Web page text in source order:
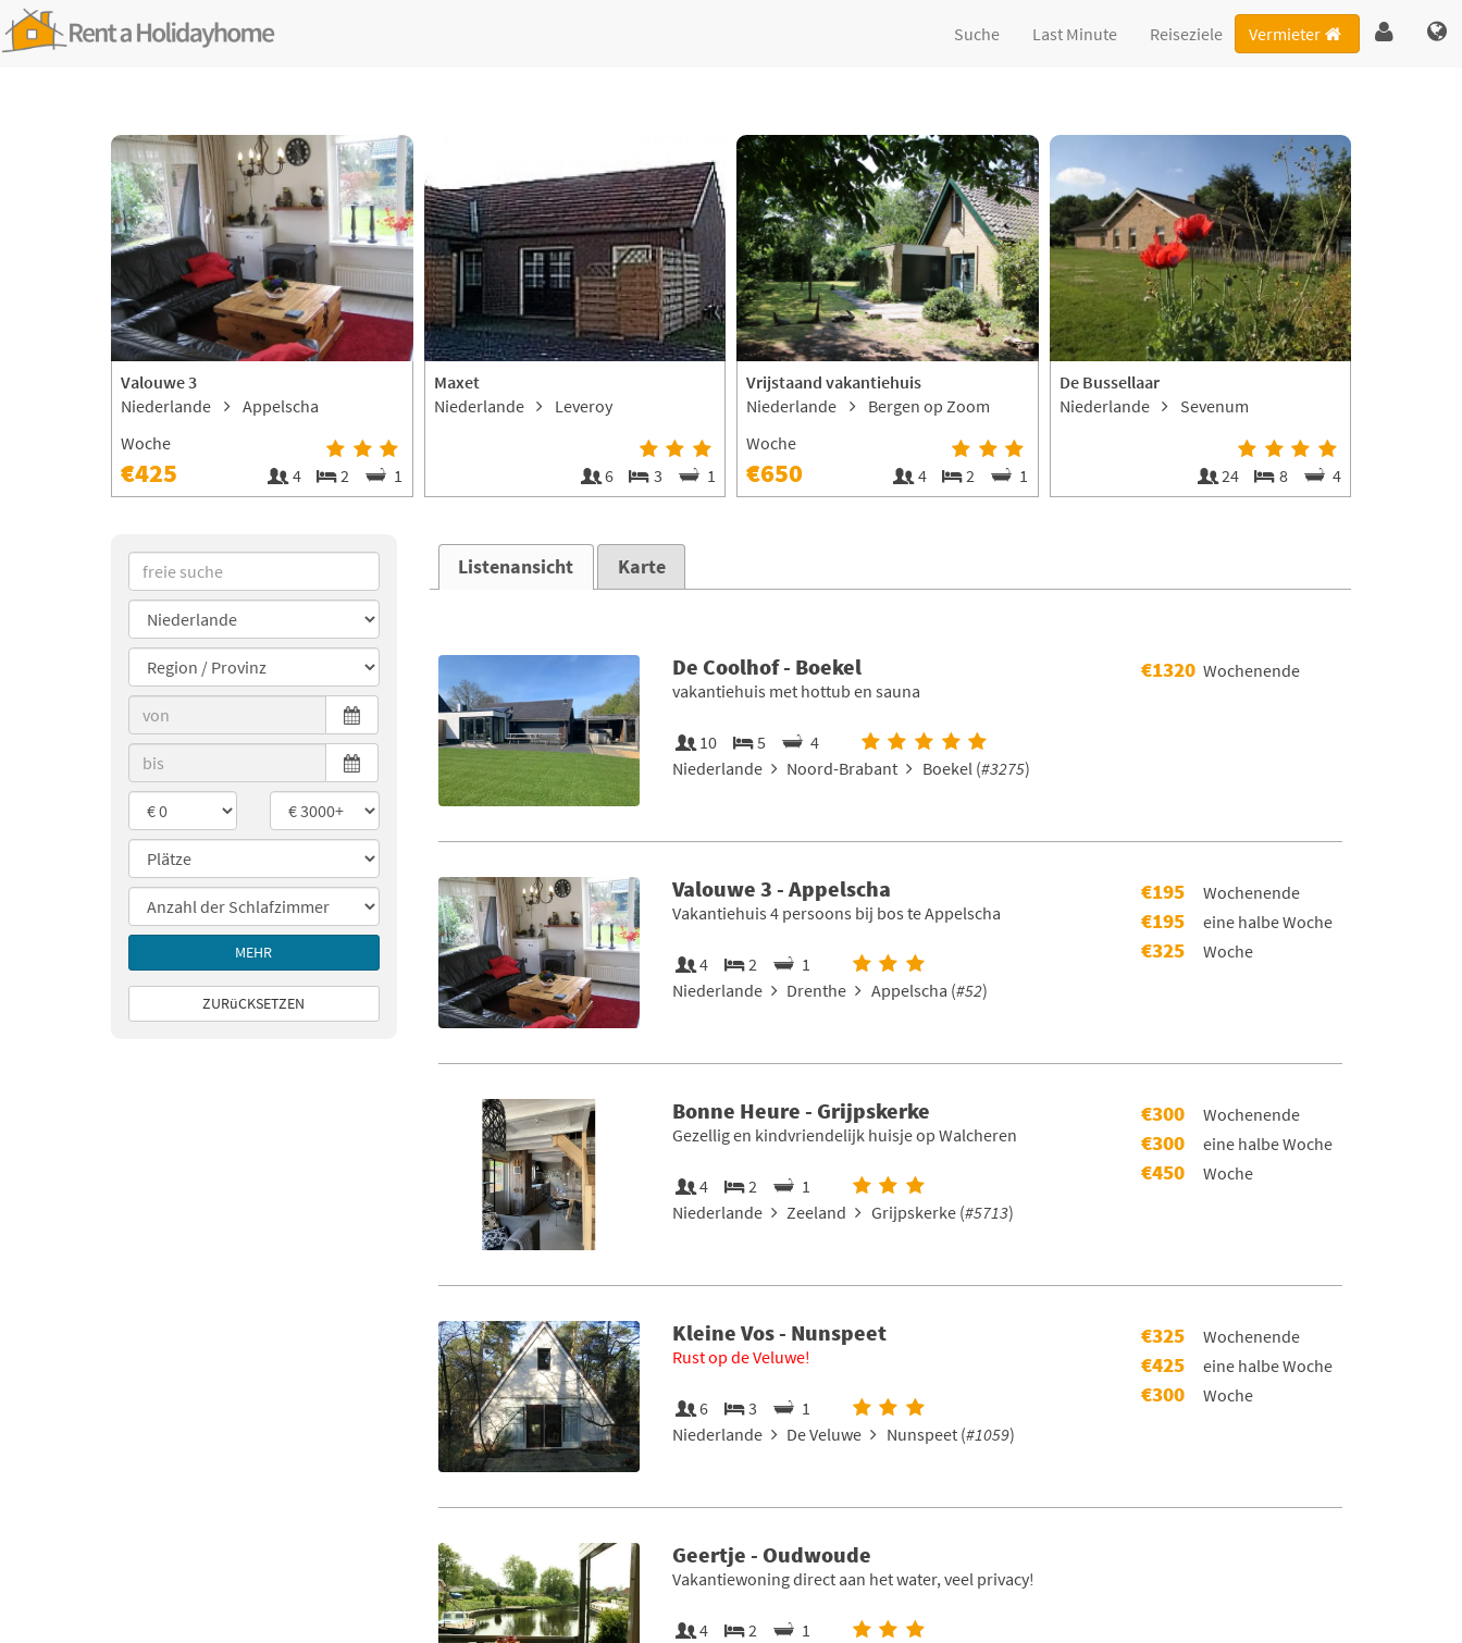
Vermieter
Suche Last Minute Reiseziele
Valouwe 3
Niederlande
Appelscha
Woche
€425 4 2 1
Maxet
Niederlande
Leveroy
6 3 1
Vrijstaand vakantiehuis
Niederlande
Bergen op Zoom
Woche
€650 4 2 1
De Bussellaar
Niederlande
Sevenum
24 8 4
MEHR
ZURüCKSETZEN
Listenansicht Karte
De Coolhof - Boekel
vakantiehuis met hottub en sauna
10 5
4
Niederlande
Noord-Brabant Boekel (#3275)
€1320 Wochenende
Valouwe 3 - Appelscha
Vakantiehuis 4 persoons bij bos te Appelscha
4 2
1
Niederlande
Drenthe Appelscha (#52)
€195 Wochenende
€195 eine halbe Woche
€325 Woche
Bonne Heure - Grijpskerke
Gezellig en kindvriendelijk huisje op Walcheren
4 2
1
Niederlande
Zeeland Grijpskerke (#5713)
€300 Wochenende
€300 eine halbe Woche
€450 Woche
Kleine Vos - Nunspeet
Rust op de Veluwe!
6 3
1
Niederlande
De Veluwe Nunspeet (#1059)
€325 Wochenende
€425 eine halbe Woche
€300 Woche
Geertje - Oudwoude
Vakantiewoning direct aan het water, veel privacy!
4 2
1